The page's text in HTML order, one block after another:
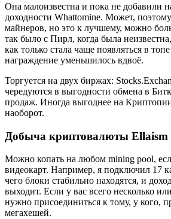
Она малоизвестна и пока не добавили
доходности Whattomine. Может,
майнеров, но это к лучшему, можно
так было с Пирл, когда была
как только стала чаще появляться в
награждение уменьшилось вдвоё.
Торгуется на двух биржах:
чередуются в выгодности обмена в
продаж. Иногда выгоднее на
наоборот.
Добыча криптовалюты Ellaism
Можно копать на любом mining pool,
видеокарт. Например, я подключил 17
чего блоки стабильно находятся, и
выходит. Если у вас всего несколько
нужно присоединиться к тому, у кого,
мегахешей.